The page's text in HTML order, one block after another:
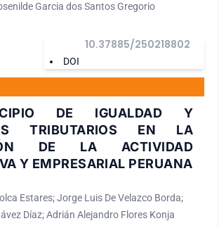
Garcia dos Santos Gregorio
DOI
10.37885/250218802
DE IGUALDAD Y
TRIBUTARIOS EN LA
DE LA ACTIVIDAD
Y EMPRESARIAL PERUANA
Estares; Jorge Luis De Velazco Borda;
Díaz; Adrián Alejandro Flores Konja